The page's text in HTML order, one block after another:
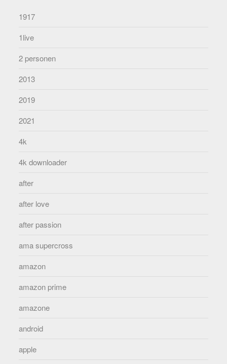
1917
1live
2 personen
2013
2019
2021
4k
4k downloader
after
after love
after passion
ama supercross
amazon
amazon prime
amazone
android
apple